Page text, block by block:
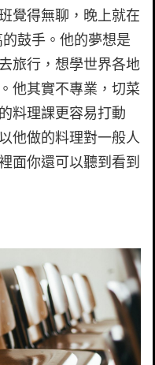
覺得無聊，晚上就在
鼓手。他的夢想是
旅行，想學世界各地
他其實不專業，切菜
料理課更容易打動
他做的料理對一般人
面你還可以聽到看到